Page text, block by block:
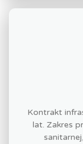
Kontrakt
lat. Zakres